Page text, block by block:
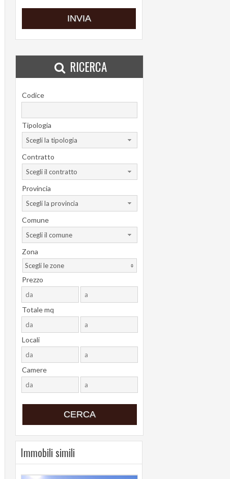
RICERCA
Codice
Tipologia
Scegli la tipologia
Contratto
Scegli il contratto
Provincia
Scegli la provincia
Comune
Scegli il comune
Zona
Scegli le zone
Prezzo
Totale mq
Locali
Camere
Immobili simili